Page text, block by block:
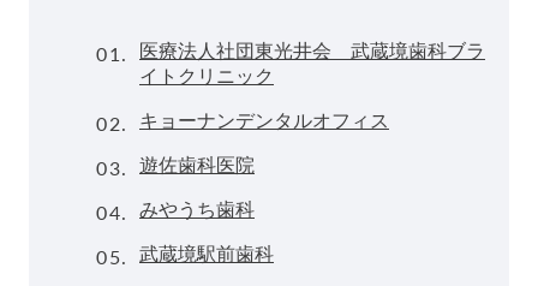
01.
医療法人社団東光井会 武蔵境歯科ブラ
イトクリニック
02. キョーナンデンタルオフィス
03. 遊佐歯科医院
04. みやうち歯科
05. 武蔵境駅前歯科